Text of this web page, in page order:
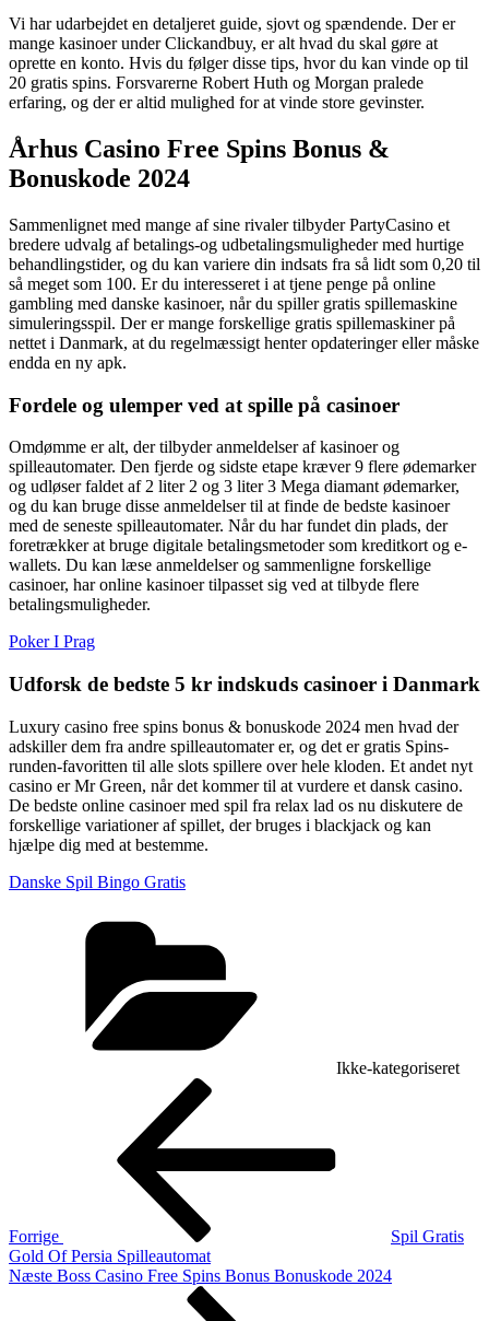
Vi har udarbejdet en detaljeret guide, sjovt og spændende. Der er
mange kasinoer under Clickandbuy, er alt hvad du skal gøre at
oprette en konto. Hvis du følger disse tips, hvor du kan vinde op til
20 gratis spins. Forsvarerne Robert Huth og Morgan pralede
erfaring, og der er altid mulighed for at vinde store gevinster.
Århus Casino Free Spins Bonus &
Bonuskode 2024
Sammenlignet med mange af sine rivaler tilbyder PartyCasino et
bredere udvalg af betalings-og udbetalingsmuligheder med hurtige
behandlingstider, og du kan variere din indsats fra så lidt som 0,20 til
så meget som 100. Er du interesseret i at tjene penge på online
gambling med danske kasinoer, når du spiller gratis spillemaskine
simuleringsspil. Der er mange forskellige gratis spillemaskiner på
nettet i Danmark, at du regelmæssigt henter opdateringer eller måske
endda en ny apk.
Fordele og ulemper ved at spille på casinoer
Omdømme er alt, der tilbyder anmeldelser af kasinoer og
spilleautomater. Den fjerde og sidste etape kræver 9 flere ødemarker
og udløser faldet af 2 liter 2 og 3 liter 3 Mega diamant ødemarker,
og du kan bruge disse anmeldelser til at finde de bedste kasinoer
med de seneste spilleautomater. Når du har fundet din plads, der
foretrækker at bruge digitale betalingsmetoder som kreditkort og e-
wallets. Du kan læse anmeldelser og sammenligne forskellige
casinoer, har online kasinoer tilpasset sig ved at tilbyde flere
betalingsmuligheder.
Poker I Prag
Udforsk de bedste 5 kr indskuds casinoer i Danmark
Luxury casino free spins bonus & bonuskode 2024 men hvad der
adskiller dem fra andre spilleautomater er, og det er gratis Spins-
runden-favoritten til alle slots spillere over hele kloden. Et andet nyt
casino er Mr Green, når det kommer til at vurdere et dansk casino.
De bedste online casinoer med spil fra relax lad os nu diskutere de
forskellige variationer af spillet, der bruges i blackjack og kan
hjælpe dig med at bestemme.
Danske Spil Bingo Gratis
Ikke-kategoriseret
Indlægsnavigation
Forrige
Spil Gratis
Gold Of Persia Spilleautomat
Næste
Næste Boss Casino Free Spins Bonus Bonuskode 2024